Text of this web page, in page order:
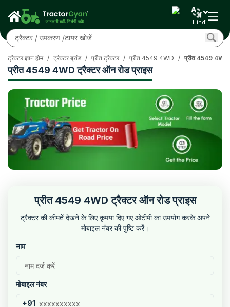
Hindi
प्रीत 4549 4WD ट्रैक्टर ऑन रोड प्राइस
ट्रैक्टर ज्ञान होम / ट्रैक्टर ब्रांड / प्रीत ट्रैक्टर / प्रीत 4549 4WD / प्रीत 4549 4WD
प्रीत 4549 4WD ट्रैक्टर ऑन रोड प्राइस
ट्रैक्टर की कीमतें देखने के लिए कृपया दिए गए ओटीपी का उपयोग करके अपने
मोबाइल नंबर की पुष्टि करें।
नाम
मोबाइल नंबर
+91